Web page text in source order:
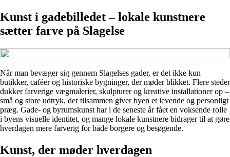
Kunst i gadebilledet – lokale kunstnere
sætter farve på Slagelse
Når man bevæger sig gennem Slagelses gader, er det ikke kun
butikker, caféer og historiske bygninger, der møder blikket. Flere steder
dukker farverige vægmalerier, skulpturer og kreative installationer op –
små og store udtryk, der tilsammen giver byen et levende og personligt
præg. Gade- og byrumskunst har i de seneste år fået en voksende rolle
i byens visuelle identitet, og mange lokale kunstnere bidrager til at gøre
hverdagen mere farverig for både borgere og besøgende.
Kunst, der møder hverdagen